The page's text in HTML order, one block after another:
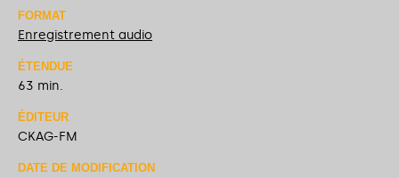
FORMAT
Enregistrement audio
ÉTENDUE
63 min.
ÉDITEUR
CKAG-FM
DATE DE MODIFICATION